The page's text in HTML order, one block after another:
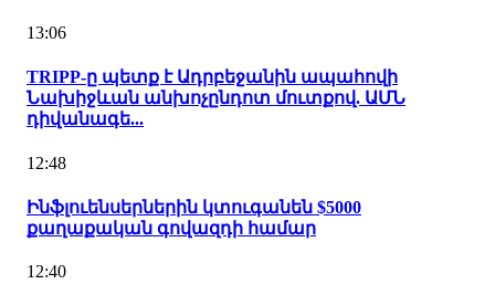
13:06
TRIPP-ը պետք է Ադրբեջանին ապահովի
Նախիջևան անխոչընդոտ մուտքով. ԱՄՆ
դիվանագե...
12:48
Ինֆլուենսերներին կտուգանեն $5000
քաղաքական գովազդի համար
12:40